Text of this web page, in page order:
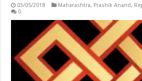
03/05/2018 Maharashtra, Prashik Anand,
0